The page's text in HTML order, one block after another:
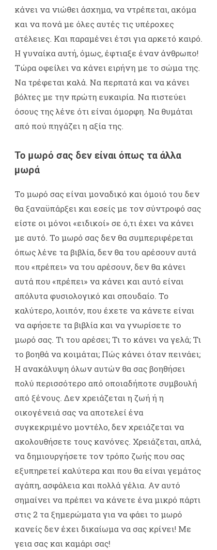
κάνει να νιώθει άσχημα, να ντρέπεται, ακόμα
και να πονά με όλες αυτές τις υπέροχες
ατέλειες. Και παραμένει έτσι για αρκετό καιρό.
Η γυναίκα αυτή, όμως, έφτιαξε έναν άνθρωπο!
Τώρα οφείλει να κάνει ειρήνη με το σώμα της.
Να τρέφεται καλά. Να περπατά και να κάνει
βόλτες με την πρώτη ευκαιρία. Να πιστεύει
όσους της λένε ότι είναι όμορφη. Να θυμάται
από πού πηγάζει η αξία της.
Το μωρό σας δεν είναι όπως τα άλλα
μωρά
Το μωρό σας είναι μοναδικό και όμοιό του δεν
θα ξαναϋπάρξει και εσείς με τον σύντροφό σας
είστε οι μόνοι «ειδικοί» σε ό,τι έχει να κάνει
με αυτό. Το μωρό σας δεν θα συμπεριφέρεται
όπως λένε τα βιβλία, δεν θα του αρέσουν αυτά
που «πρέπει» να του αρέσουν, δεν θα κάνει
αυτά που «πρέπει» να κάνει και αυτό είναι
απόλυτα φυσιολογικό και σπουδαίο. Το
καλύτερο, λοιπόν, που έχετε να κάνετε είναι
να αφήσετε τα βιβλία και να γνωρίσετε το
μωρό σας. Τι του αρέσει; Τι το κάνει να γελά; Τι
το βοηθά να κοιμάται; Πώς κάνει όταν πεινάει;
Η ανακάλυψη όλων αυτών θα σας βοηθήσει
πολύ περισσότερο από οποιαδήποτε συμβουλή
από ξένους. Δεν χρειάζεται η ζωή ή η
οικογένειά σας να αποτελεί ένα
συγκεκριμένο μοντέλο, δεν χρειάζεται να
ακολουθήσετε τους κανόνες. Χρειάζεται, απλά,
να δημιουργήσετε τον τρόπο ζωής που σας
εξυπηρετεί καλύτερα και που θα είναι γεμάτος
αγάπη, ασφάλεια και πολλά γέλια. Αν αυτό
σημαίνει να πρέπει να κάνετε ένα μικρό πάρτι
στις 2 τα ξημερώματα για να φάει το μωρό
κανείς δεν έχει δικαίωμα να σας κρίνει! Με
γεια σας και καμάρι σας!